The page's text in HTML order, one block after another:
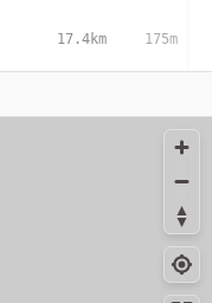
17.4km 175m